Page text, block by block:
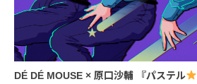
DÉ DÉ MOUSE × 原口沙輔 『パステル